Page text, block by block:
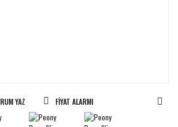
YAZ FIYAT ALARMI